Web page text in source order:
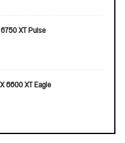
XT Pulse
6600 XT Eagle